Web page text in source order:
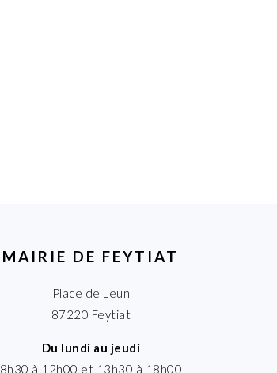
MAIRIE DE FEYTIAT
Place de Leun
87220 Feytiat
Du lundi au jeudi
8h30 à 12h00 et 13h30 à 18h00